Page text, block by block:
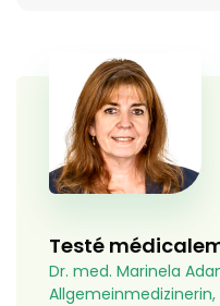
Testé
Dr. med. Marinela